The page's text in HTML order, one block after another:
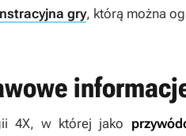
gry, którą można
4X, w której jako